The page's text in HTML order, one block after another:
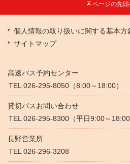
ページの先
個人情報の取り扱いに関する基本方
サイトマップ
高速バス予約センター
TEL 026-295-8050（8:00～18:00）
貸切バスお問い合わせ
TEL 026-295-8300（平日9:00～18:00
長野営業所
TEL 026-296-3208